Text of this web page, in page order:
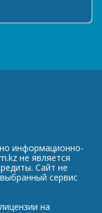
информационно-
не является
Сайт не
сервис
на